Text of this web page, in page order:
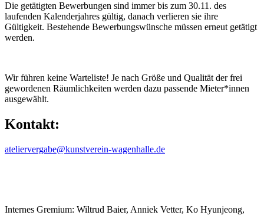
Die getätigten Bewerbungen sind immer bis zum 30.11. des
laufenden Kalenderjahres gültig, danach verlieren sie ihre
Gültigkeit. Bestehende Bewerbungswünsche müssen erneut getätigt
werden.
Wir führen keine Warteliste! Je nach Größe und Qualität der frei
gewordenen Räumlichkeiten werden dazu passende Mieter*innen
ausgewählt.
Kontakt:
ateliervergabe@kunstverein-wagenhalle.de
Internes Gremium: Wiltrud Baier, Anniek Vetter, Ko Hyunjeong,